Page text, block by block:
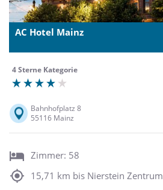
AC Hotel Mainz
4 Sterne Kategorie
Bahnhofplatz 8
55116 Mainz
Zimmer: 58
15,71 km bis Nierstein Zentrum